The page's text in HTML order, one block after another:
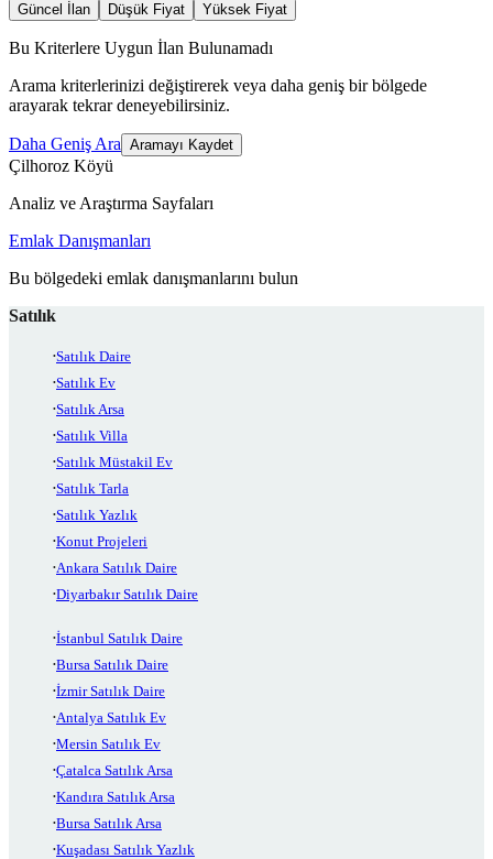
Güncel İlan
Düşük Fiyat Yüksek Fiyat
Bu Kriterlere Uygun İlan Bulunamadı
Arama kriterlerinizi değiştirerek veya daha geniş bir bölgede
arayarak tekrar deneyebilirsiniz.
Daha Geniş Ara Aramayı Kaydet
Çilhoroz Köyü
Analiz ve Araştırma Sayfaları
Emlak Danışmanları
Bu bölgedeki emlak danışmanlarını bulun
Satılık
Satılık Daire
Satılık Ev
Satılık Arsa
Satılık Villa
Satılık Müstakil Ev
Satılık Tarla
Satılık Yazlık
Konut Projeleri
Ankara Satılık Daire
Diyarbakır Satılık Daire
İstanbul Satılık Daire
Bursa Satılık Daire
İzmir Satılık Daire
Antalya Satılık Ev
Mersin Satılık Ev
Çatalca Satılık Arsa
Kandıra Satılık Arsa
Bursa Satılık Arsa
Kuşadası Satılık Yazlık